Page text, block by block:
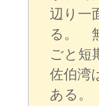
辺り一
る。
ごと短
佐伯湾
ある。